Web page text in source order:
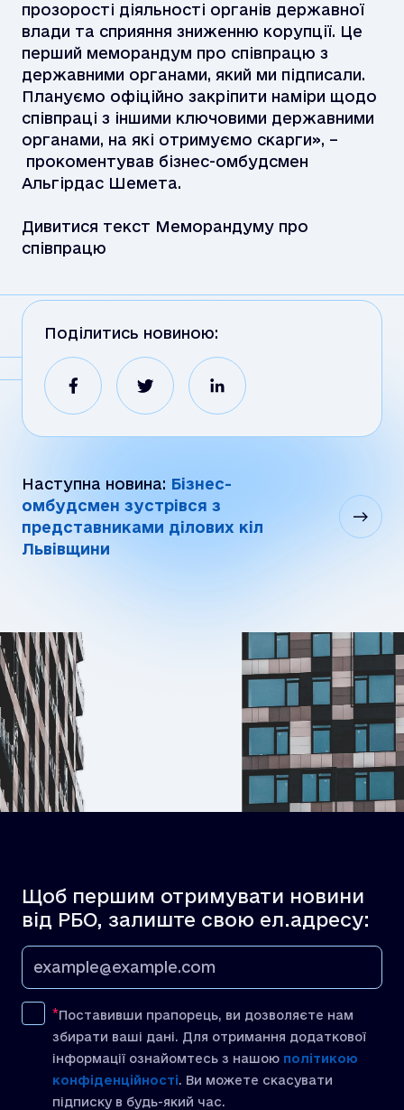
прозорості діяльності органів державної
влади та сприяння зниженню корупції. Це
перший меморандум про співпрацю з
державними органами, який ми підписали.
Плануємо офіційно закріпити наміри щодо
співпраці з іншими ключовими державними
органами, на які отримуємо скарги», –
прокоментував бізнес-омбудсмен
Альгірдас Шемета.
Дивитися текст Меморандуму про
співпрацю
Поділитись новиною:
Наступна новина: Бізнес-
омбудсмен зустрівся з
представниками ділових кіл
Львівщини
Щоб першим отримувати новини
від РБО, залиште свою ел.адресу:
Поставивши прапорець, ви дозволяєте нам
збирати ваші дані. Для отримання додаткової
інформації ознайомтесь з нашою політикою
конфіденційності. Ви можете скасувати
підписку в будь-який час.